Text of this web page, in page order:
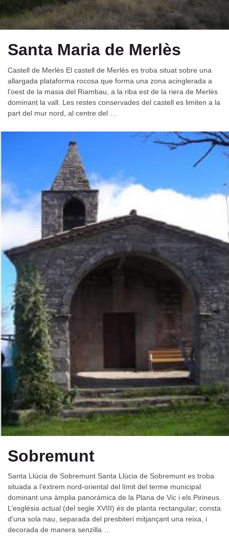
Santa Maria de Merlès
Castell de Merlès El castell de Merlès es troba situat sobre una
allargada plataforma rocosa que forma una zona acinglerada a
l’oest de la masia del Riambau, a la riba est de la riera de Merlès
dominant la vall. Les restes conservades del castell es limiten a la
part del mur nord, al centre del …
Sobremunt
Santa Llúcia de Sobremunt Santa Llúcia de Sobremunt es troba
situada a l’extrem nord-oriental del límit del terme municipal
dominant una àmplia panoràmica de la Plana de Vic i els Pirineus.
L’església actual (del segle XVIII) és de planta rectangular; consta
d’una sola nau, separada del presbiteri mitjançant una reixa, i
decorada de manera senzilla …